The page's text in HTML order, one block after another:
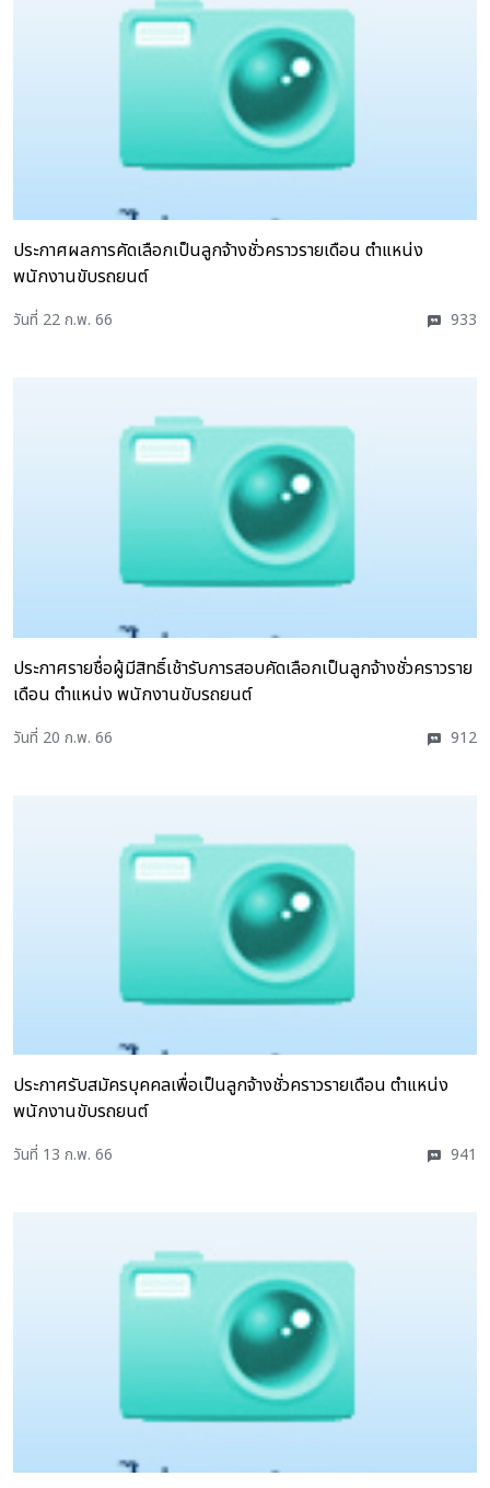
ประกาศผลการคัดเลือกเป็นลูกจ้างชั่วคราวรายเดือน ตำแหน่ง
พนักงานขับรถยนต์
วันที่ 22 ก.พ. 66 933
ประกาศรายชื่อผู้มีสิทธิ์เช้ารับการสอบคัดเลือกเป็นลูกจ้างชั่วคราวราย
เดือน ตำแหน่ง พนักงานขับรถยนต์
วันที่ 20 ก.พ. 66 912
ประกาศรับสมัครบุคคลเพื่อเป็นลูกจ้างชั่วคราวรายเดือน ตำแหน่ง
พนักงานขับรถยนต์
วันที่ 13 ก.พ. 66 941